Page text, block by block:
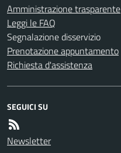
Amministrazione trasparente
Leggi le FAQ
Segnalazione disservizio
Prenotazione appuntamento
Richiesta d'assistenza
SEGUICI SU
Newsletter